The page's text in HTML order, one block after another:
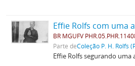
Effie Rolfs com uma
BR MGUFV
Parte deColeção P. H. Rolfs
Effie Rolfs segurando uma